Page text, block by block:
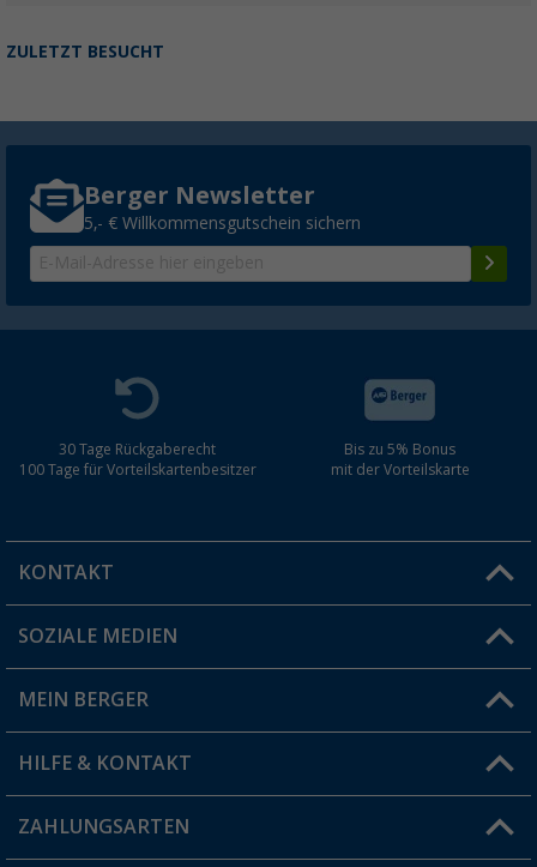
ZULETZT BESUCHT
Berger Newsletter
5,- € Willkommensgutschein sichern
30 Tage Rückgaberecht
100 Tage für Vorteilskartenbesitzer
Bis zu 5% Bonus
mit der Vorteilskarte
KONTAKT
Du hast eine Frage?
Filiale finden
SOZIALE MEDIEN
MEIN BERGER
Vorteilskarte
Blog
HILFE & KONTAKT
FAQ & Kontakt
ZAHLUNGSARTEN